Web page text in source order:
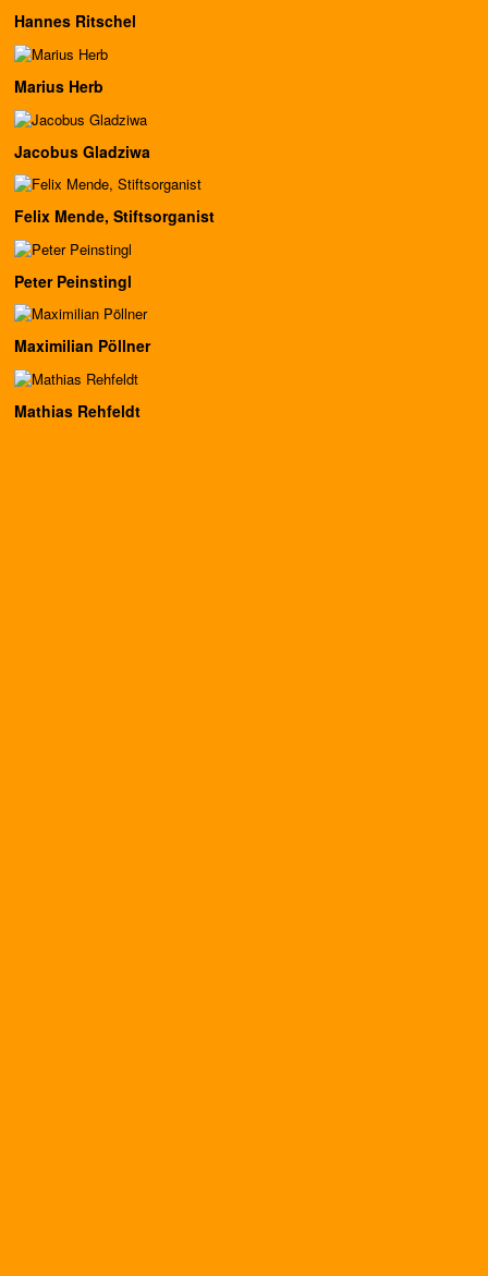
Hannes Ritschel
Marius Herb
Jacobus Gladziwa
Felix Mende, Stiftsorganist
Peter Peinstingl
Maximilian Pöllner
Mathias Rehfeldt